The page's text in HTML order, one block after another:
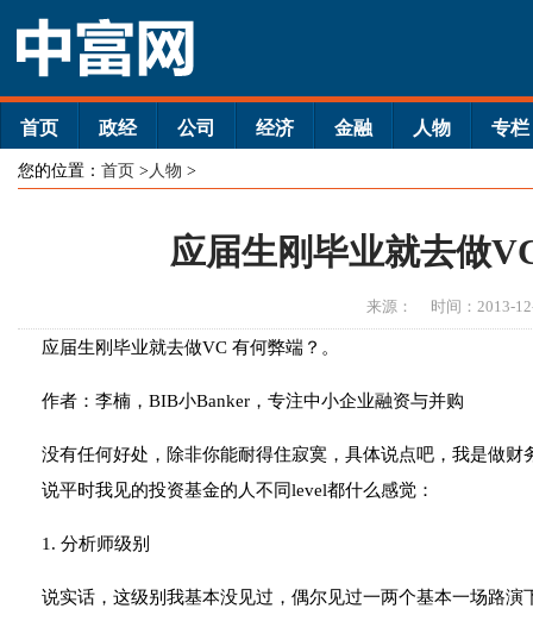
首页 政经 公司 经济 金融 人物 专栏
您的位置： 首页 >人物 >
应届生刚毕业就去做
来源： 时间：2013-
应届生刚毕业就去做VC 有何弊端？。
作者：李楠，BIB小Banker，专注中小企业融资与并购
没有任何好处，除非你能耐得住寂寞，具体说点吧，我是做
说平时我见的投资基金的人不同level都什么感觉：
1. 分析师级别
说实话，这级别我基本没见过，偶尔见过一两个基本一场路